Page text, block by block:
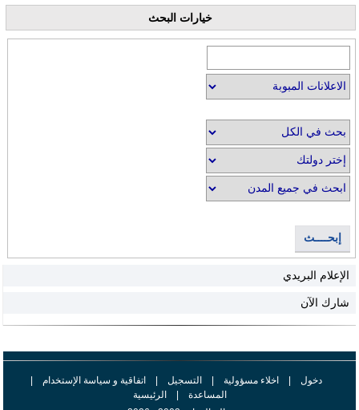
خيارات البحث
إبحــــث
الإعلام البريدي
شارك الآن
دخول | اخلاء مسؤولية | التسجيل | اتفاقية و سياسة الإستخدام
|
المساعدة
|
الرئيسية